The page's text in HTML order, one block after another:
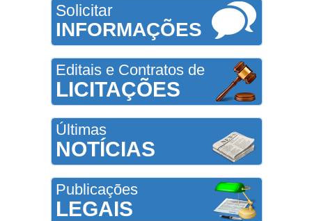
Solicitar
INFORMAÇÕES
Editais e Contratos de
LICITAÇÕES
Últimas
NOTÍCIAS
Publicações
LEGAIS